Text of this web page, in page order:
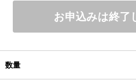
お申込みは終了
数量